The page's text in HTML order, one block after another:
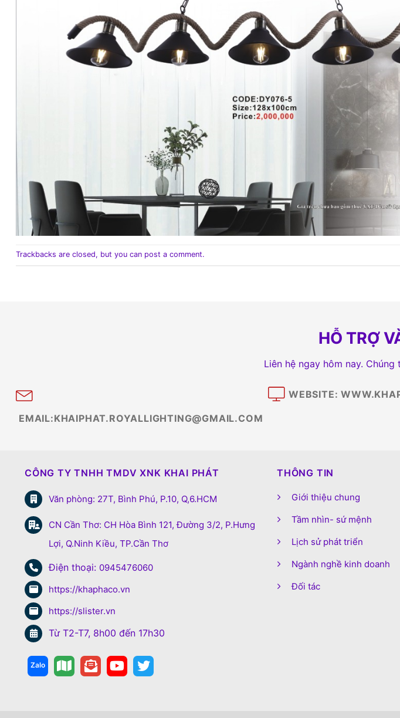
Trackbacks are closed, but you can post a comment.
HỖ TRỢ
Liên hệ ngay hôm nay.
EMAIL:KHAIPHAT.ROYALLIGHTING@GMAIL.COM
WEBSITE:
CÔNG TY TNHH TMDV XNK KHAI PHÁT
Văn phòng: 27T, Bình Phú, P.10, Q,6.HCM
CN Cần Thơ: CH Hòa Bình 121, Đường 3/2, P.Hưng
Lợi, Q.Ninh Kiều, TP.Cần Thơ
Điện thoại: 0945476060
https://khaphaco.vn
https://slister.vn
Từ T2-T7, 8h00 đến 17h30
THÔNG TIN
Giới thiệu chung
Tầm nhìn- sứ mệnh
Lịch sử phát triển
Ngành nghề kinh doanh
Đối tác